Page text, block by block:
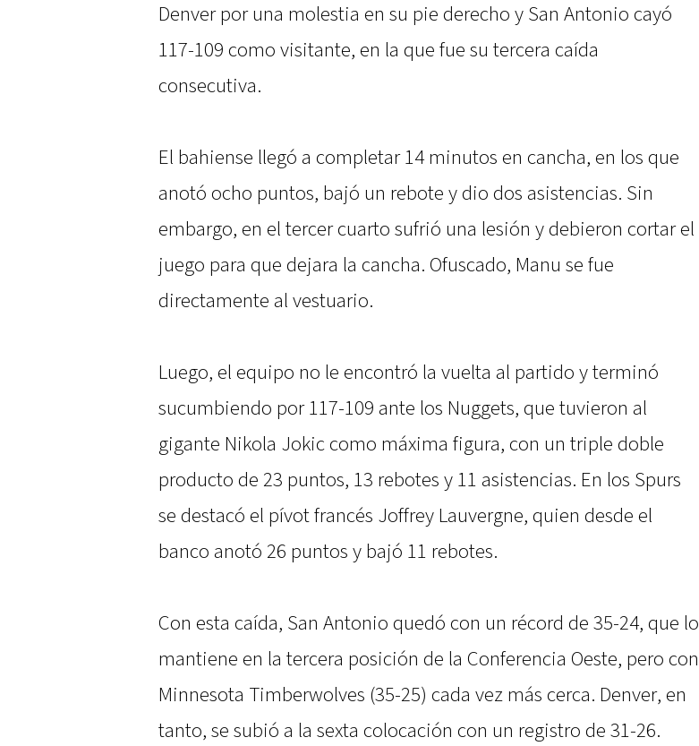
Denver por una molestia en su pie derecho y San Antonio cayó
117-109 como visitante, en la que fue su tercera caída
consecutiva.
El bahiense llegó a completar 14 minutos en cancha, en los que
anotó ocho puntos, bajó un rebote y dio dos asistencias. Sin
embargo, en el tercer cuarto sufrió una lesión y debieron cortar el
juego para que dejara la cancha. Ofuscado, Manu se fue
directamente al vestuario.
Luego, el equipo no le encontró la vuelta al partido y terminó
sucumbiendo por 117-109 ante los Nuggets, que tuvieron al
gigante Nikola Jokic como máxima figura, con un triple doble
producto de 23 puntos, 13 rebotes y 11 asistencias. En los Spurs
se destacó el pívot francés Joffrey Lauvergne, quien desde el
banco anotó 26 puntos y bajó 11 rebotes.
Con esta caída, San Antonio quedó con un récord de 35-24, que lo
mantiene en la tercera posición de la Conferencia Oeste, pero con
Minnesota Timberwolves (35-25) cada vez más cerca. Denver, en
tanto, se subió a la sexta colocación con un registro de 31-26.